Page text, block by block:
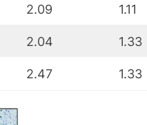
2.09 1.11
2.04 1.33
2.47 1.33